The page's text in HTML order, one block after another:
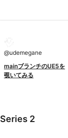
@udemegane
mainブランチのUE5を
覗いてみる
Series 2